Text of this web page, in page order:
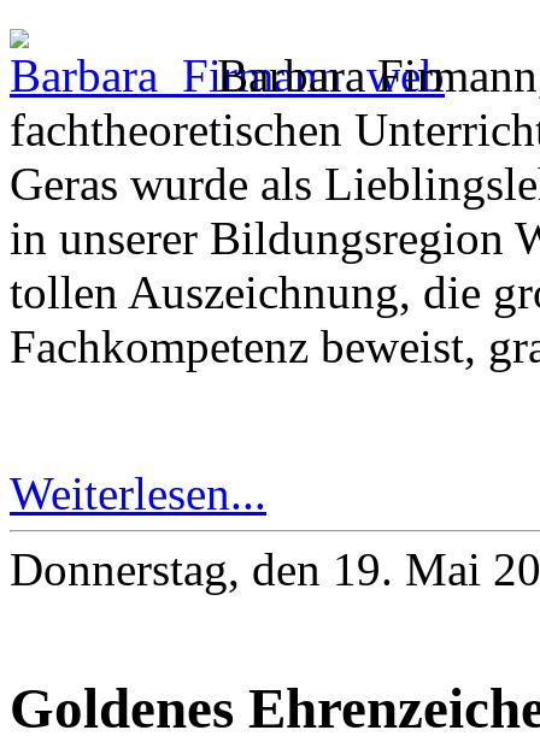
Barbara
fachtheoretischen
Geras wurde als
in unserer Bildungsregion
tollen Auszeichnung, die
Fachkompetenz beweist,
Weiterlesen...
Donnerstag, den 19. Mai
Goldenes